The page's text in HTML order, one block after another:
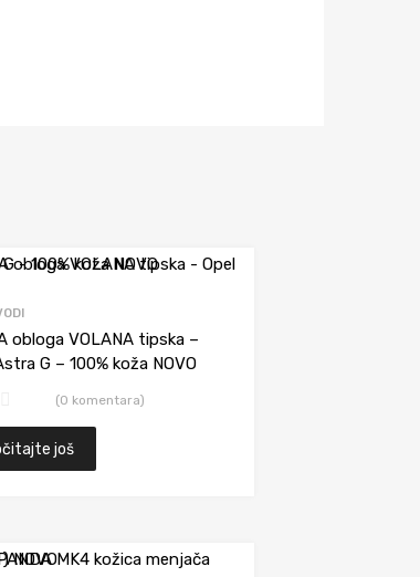
obloga VOLANA tipska –
G – 100% koža NOVO
(0 komentara)
još